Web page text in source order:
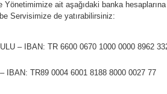
Yönetimimize ait aşağıdaki banka hesaplarına
Servisimize de yatırabilirsiniz:
– IBAN: TR 6600 0670 1000 0000 8962
IBAN: TR89 0004 6001 8188 8000 0027 77